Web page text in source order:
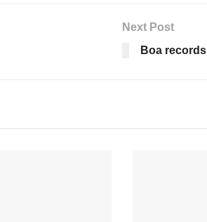
Next Post
Boa records